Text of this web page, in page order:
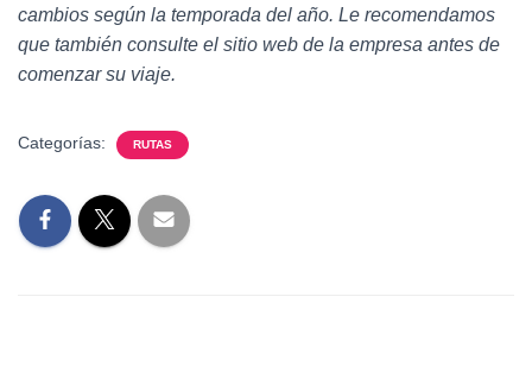
cambios según la temporada del año. Le recomendamos
que también consulte el sitio web de la empresa antes de
comenzar su viaje.
Categorías: RUTAS